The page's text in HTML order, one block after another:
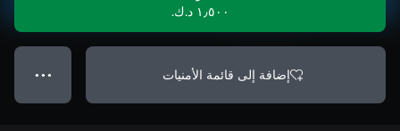
١٫٥٠٠ د.ك.‏
إضافة إلى قائمة الأمنيات ● ● ●